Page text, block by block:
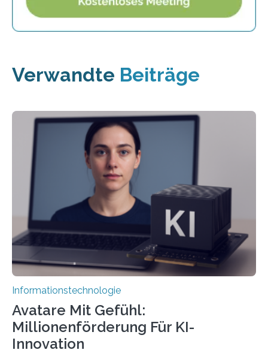
Verwandte Beiträge
Informationstechnologie
Avatare Mit Gefühl:
Millionenförderung Für KI-
Innovation